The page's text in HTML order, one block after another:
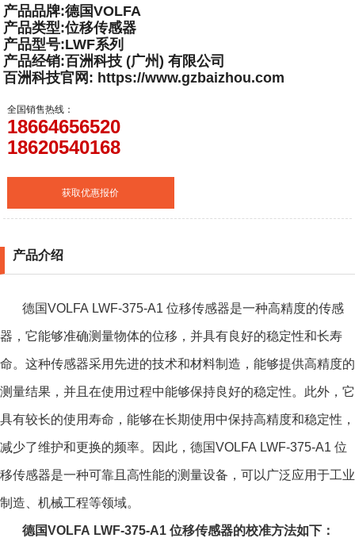
产品品牌:德国VOLFA
产品类型:位移传感器
产品型号:LWF系列
产品经销:百洲科技 (广州) 有限公司
百洲科技官网: https://www.gzbaizhou.com
全国销售热线：
18664656520
18620540168
获取优惠报价
产品介绍
德国VOLFA LWF-375-A1 位移传感器是一种高精度的传感
器，它能够准确测量物体的位移，并具有良好的稳定性和长寿
命。这种传感器采用先进的技术和材料制造，能够提供高精度的
测量结果，并且在使用过程中能够保持良好的稳定性。此外，它
具有较长的使用寿命，能够在长期使用中保持高精度和稳定性，
减少了维护和更换的频率。因此， 德国VOLFA LWF-375-A1 位
移传感器是一种可靠且高性能的测量设备，可以广泛应用于工业
制造、机械工程等领域。
德国VOLFA LWF-375-A1 位移传感器的校准方法如下：